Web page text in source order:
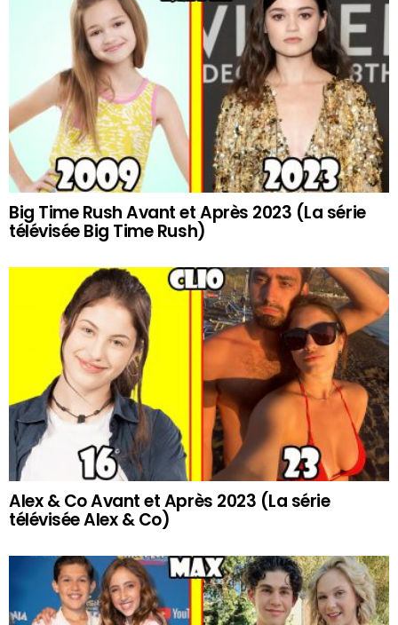
Big Time Rush Avant et Après 2023 (La série
télévisée Big Time Rush)
Alex & Co Avant et Après 2023 (La série
télévisée Alex & Co)